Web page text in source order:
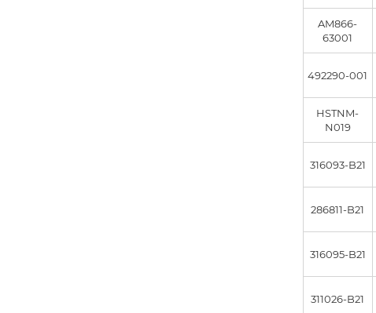
AM866-
63001
492290-001
HSTNM-
N019
316093-B21
286811-B21
316095-B21
311026-B21